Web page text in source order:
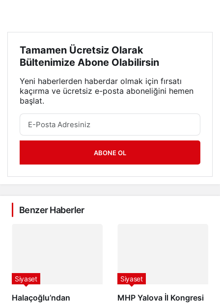
Tamamen Ücretsiz Olarak
Bültenimize Abone Olabilirsin
Yeni haberlerden haberdar olmak için fırsatı
kaçırma ve ücretsiz e-posta aboneliğini hemen
başlat.
ABONE OL
Benzer Haberler
Halaçoğlu’ndan
Siyaset
MHP Yalova İl Kongresi
Siyaset